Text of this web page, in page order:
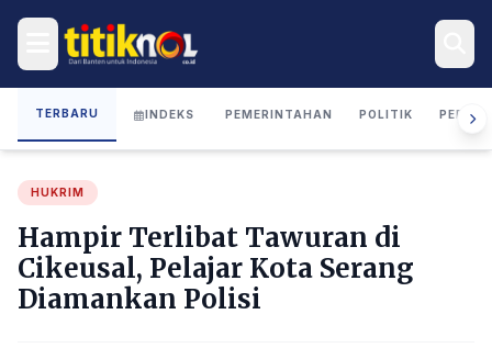
TERBARU INDEKS PEMERINTAHAN POLITIK
HUKRIM
Hampir Terlibat Tawuran di
Cikeusal, Pelajar Kota Serang
Diamankan Polisi